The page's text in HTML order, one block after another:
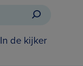
In de kijker